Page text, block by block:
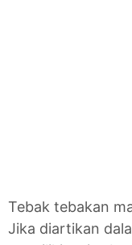
Tebak tebakan
Jika diartikan